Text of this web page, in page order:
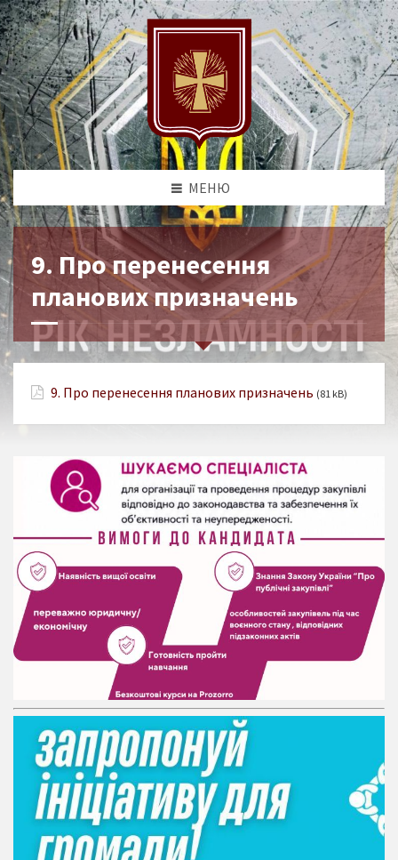
МЕНЮ
9. Про перенесення
планових призначень
9. Про перенесення планових призначень (81 kB)